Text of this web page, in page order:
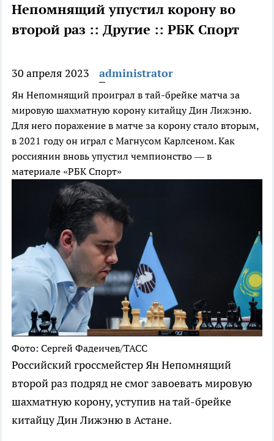
Непомнящий упустил корону во
второй раз :: Другие :: РБК Спорт
30 апреля 2023 administrator
Ян Непомнящий проиграл в тай-брейке матча за
мировую шахматную корону китайцу Дин Лижэню.
Для него поражение в матче за корону стало вторым,
в 2021 году он играл с Магнусом Карлсеном. Как
россиянин вновь упустил чемпионство — в
материале «РБК Спорт»
Фото: Сергей Фадеичев/ТАСС
Российский гроссмейстер Ян Непомнящий
второй раз подряд не смог завоевать мировую
шахматную корону, уступив на тай-брейке
китайцу Дин Лижэню в Астане.